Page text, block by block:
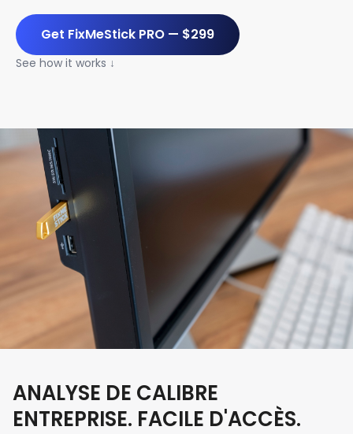
Get FixMeStick PRO — $299
See how it works ↓
ANALYSE DE CALIBRE
ENTREPRISE. FACILE D'ACCÈS.